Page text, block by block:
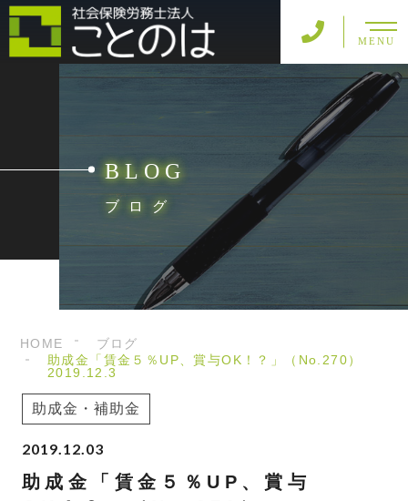
MENU
BLOG
ブログ
HOME
ブログ
助成金「賃金５％UP、賞与OK！？」（No.270）
2019.12.3
助成金・補助金
2019.12.03
助成金「賃金５％UP、賞与